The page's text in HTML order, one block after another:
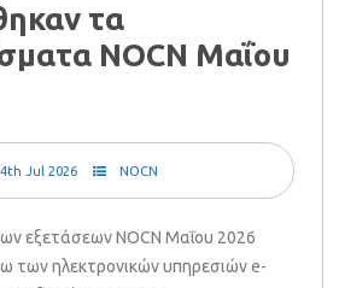
τα
NOCN Μαΐου
Jul 2026 NOCN
εξετάσεων NOCN Μαΐου 2026
των ηλεκτρονικών υπηρεσιών e-